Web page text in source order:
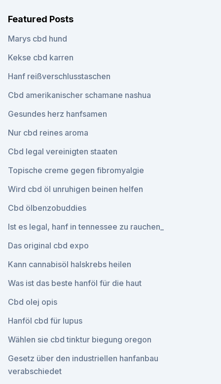
Featured Posts
Marys cbd hund
Kekse cbd karren
Hanf reißverschlusstaschen
Cbd amerikanischer schamane nashua
Gesundes herz hanfsamen
Nur cbd reines aroma
Cbd legal vereinigten staaten
Topische creme gegen fibromyalgie
Wird cbd öl unruhigen beinen helfen
Cbd ölbenzobuddies
Ist es legal, hanf in tennessee zu rauchen_
Das original cbd expo
Kann cannabisöl halskrebs heilen
Was ist das beste hanföl für die haut
Cbd olej opis
Hanföl cbd für lupus
Wählen sie cbd tinktur biegung oregon
Gesetz über den industriellen hanfanbau
verabschiedet